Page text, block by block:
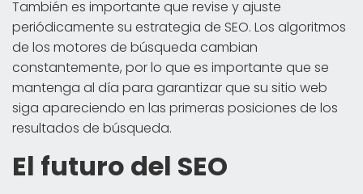
También es importante que revise y ajuste
periódicamente su estrategia de SEO. Los algoritmos
de los motores de búsqueda cambian
constantemente, por lo que es importante que se
mantenga al día para garantizar que su sitio web
siga apareciendo en las primeras posiciones de los
resultados de búsqueda.
El futuro del SEO